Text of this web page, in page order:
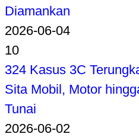
Diamankan
2026-06-04
10
324 Kasus 3C
Sita Mobil, Motor
Tunai
2026-06-02